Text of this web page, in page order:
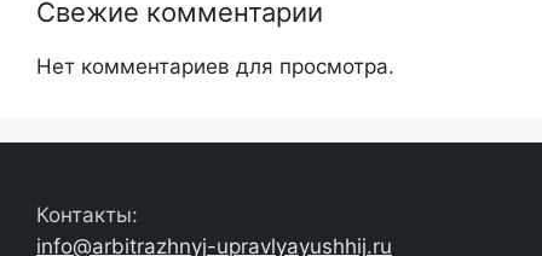
Свежие комментарии
Нет комментариев для просмотра.
Контакты:
info@arbitrazhnyj-upravlyayushhij.ru